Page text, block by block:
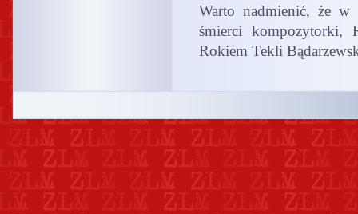
Warto nadmienić, że w
śmierci kompozytorki,
Rokiem Tekli